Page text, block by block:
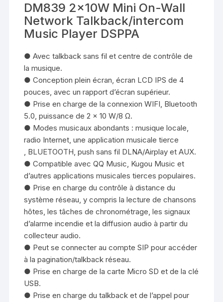
DM839 2x10W Mini On-Wall
Network Talkback/intercom
Music Player DSPPA
● Avec talkback sans fil et centre de contrôle de
la musique.
● Conception plein écran, écran LCD IPS de 4
pouces, avec un rapport d’écran supérieur.
● Prise en charge de la connexion WIFI, Bluetooth
5.0, puissance de 2 × 10 W/8 Ω.
● Modes musicaux abondants : musique locale,
radio Internet, une application musicale tierce
, BLUETOOTH, push sans fil DLNA/Airplay et AUX.
● Compatible avec QQ Music, Kugou Music et
d’autres applications musicales tierces populaires.
● Prise en charge du contrôle à distance du
système réseau, y compris la lecture de chansons
hôtes, les tâches de chronométrage, les signaux
d’alarme incendie et la diffusion audio à partir du
collecteur audio.
● Peut se connecter au compte SIP pour accéder
à la pagination/talkback réseau.
● Prise en charge de la carte Micro SD et de la clé
USB.
● Prise en charge du talkback et de l’appel pour